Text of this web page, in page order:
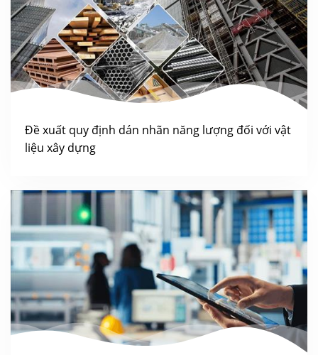
Đề xuất quy định dán nhãn năng lượng đối với vật
liệu xây dựng